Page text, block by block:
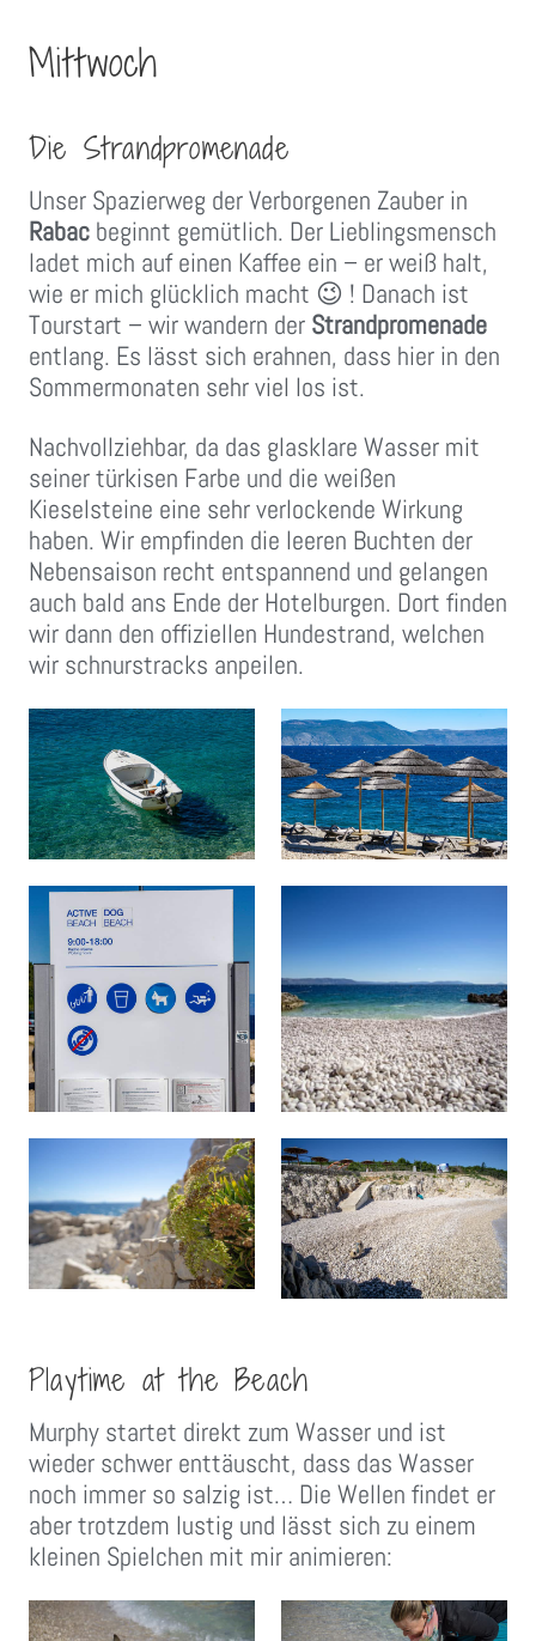
Mittwoch
Die Strandpromenade
Unser Spazierweg der Verborgenen Zauber in
Rabac beginnt gemütlich. Der Lieblingsmensch
ladet mich auf einen Kaffee ein – er weiß halt,
wie er mich glücklich macht 😉 ! Danach ist
Tourstart – wir wandern der Strandpromenade
entlang. Es lässt sich erahnen, dass hier in den
Sommermonaten sehr viel los ist.
Nachvollziehbar, da das glasklare Wasser mit
seiner türkisen Farbe und die weißen
Kieselsteine eine sehr verlockende Wirkung
haben. Wir empfinden die leeren Buchten der
Nebensaison recht entspannend und gelangen
auch bald ans Ende der Hotelburgen. Dort finden
wir dann den offiziellen Hundestrand, welchen
wir schnurstracks anpeilen.
Playtime at the Beach
Murphy startet direkt zum Wasser und ist
wieder schwer enttäuscht, dass das Wasser
noch immer so salzig ist… Die Wellen findet er
aber trotzdem lustig und lässt sich zu einem
kleinen Spielchen mit mir animieren: